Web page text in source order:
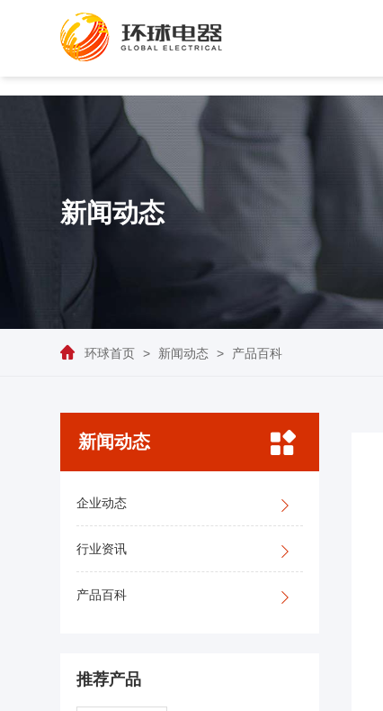
新闻动态
环球首页 > 新闻动态 > 产品百科
新闻动态
企业动态
行业资讯
产品百科
推荐产品